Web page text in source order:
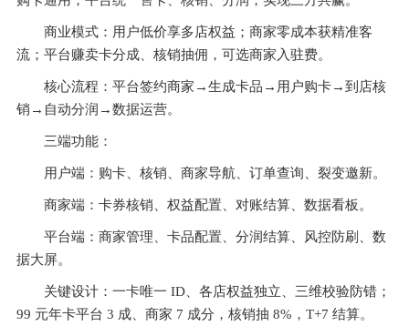
商业模式：用户低价享多店权益；商家零成本获精准客
流；平台赚卖卡分成、核销抽佣，可选商家入驻费。
核心流程：平台签约商家→生成卡品→用户购卡→到店核
销→自动分润→数据运营。
三端功能：
用户端：购卡、核销、商家导航、订单查询、裂变邀新。
商家端：卡券核销、权益配置、对账结算、数据看板。
平台端：商家管理、卡品配置、分润结算、风控防刷、数
据大屏。
关键设计：一卡唯一 ID、各店权益独立、三维校验防错；
99 元年卡平台 3 成、商家 7 成分，核销抽 8%，T+7 结算。